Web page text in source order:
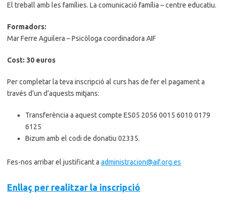
El treball amb les famílies. La comunicació família – centre educatiu.
Formadors:
Mar Ferre Aguilera – Psicòloga coordinadora AIF
Cost: 30 euros
Per completar la teva inscripció al curs has de fer el pagament a
través d’un d’aquests mitjans:
Transferència a aquest compte ES05 2056 0015 6010 0179
6125
Bizum amb el codi de donatiu 02335.
Fes-nos arribar el justificant a administracion@aif.org.es
Enllaç per realitzar la inscripció